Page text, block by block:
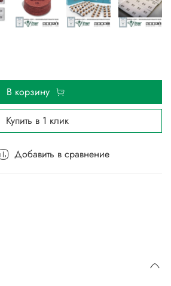
Добавить в сравнение
В корзину
Купить в 1 клик